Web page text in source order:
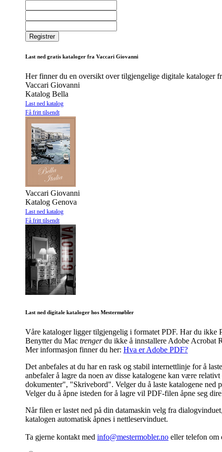
Last ned gratis kataloger fra Vaccari Giovanni
Her finner du en oversikt over tilgjengelige digitale kataloger
Vaccari Giovanni
Katalog Bella
Last ned katalog
Få fritt tilsendt
Vaccari Giovanni
Katalog Genova
Last ned katalog
Få fritt tilsendt
Last ned digitale kataloger hos Mestermøbler
Våre kataloger ligger tilgjengelig i formatet PDF. Har du ikke
Benytter du Mac trengerdu ikke å innstallere Adobe Acrobat
Mer informasjon finner du her: Hva er Adobe PDF?
Det anbefales at du har en rask og stabil internettlinje for å
anbefaler å lagre da noen av disse katalogene kan være
dokumenter", "Skrivebord". Velger du å laste katalogene ned
Velger du å åpne isteden for å lagre vil PDF-filen åpne seg
Når filen er lastet ned på din datamaskin velg fra
katalogen automatisk åpnes i nettleservinduet.
Ta gjerne kontakt med info@mestermobler.no eller telefon om